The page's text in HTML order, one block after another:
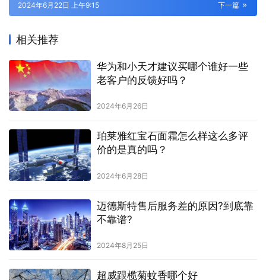
下一篇
2024年6月22日 上午9:15
相关推荐
华为和小天才建议买哪个谁好一些
老客户的反馈好吗？
2024年6月26日
珀莱雅红宝石面霜怎么样这么多评
价的是真的吗？
2024年6月28日
迈德斯特售后服务差的原因?到底靠
不靠谱?
2024年8月25日
超威跟榄菊蚊香哪个好